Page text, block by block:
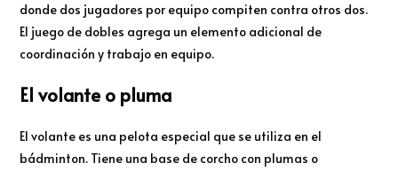
donde dos jugadores por equipo compiten contra otros dos.
El juego de dobles agrega un elemento adicional de
coordinación y trabajo en equipo.
El volante o pluma
El volante es una pelota especial que se utiliza en el
bádminton. Tiene una base de corcho con plumas o